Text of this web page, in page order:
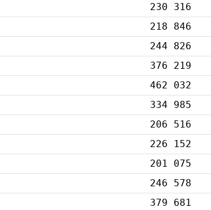
230 316
218 846
244 826
376 219
462 032
334 985
206 516
226 152
201 075
246 578
379 681